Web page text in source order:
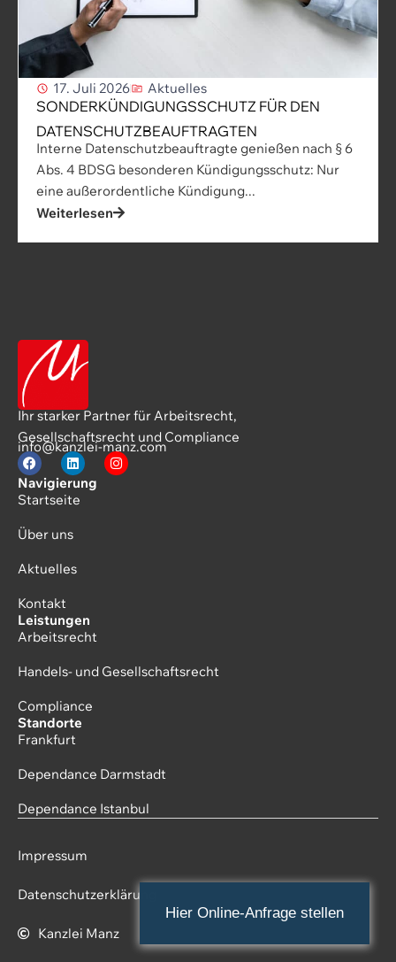
17. Juli 2026 Aktuelles
SONDERKÜNDIGUNGSSCHUTZ FÜR DEN
DATENSCHUTZBEAUFTRAGTEN
Interne Datenschutzbeauftragte genießen nach § 6
Abs. 4 BDSG besonderen Kündigungsschutz: Nur
eine außerordentliche Kündigung...
Weiterlesen
Ihr starker Partner für Arbeitsrecht,
Gesellschaftsrecht und Compliance
info@kanzlei-manz.com
Navigierung
Startseite
Über uns
Aktuelles
Kontakt
Leistungen
Arbeitsrecht
Handels- und Gesellschaftsrecht
Compliance
Standorte
Frankfurt
Dependance Darmstadt
Dependance Istanbul
Impressum
Datenschutzerklärung
Kanzlei Manz
Hier Online-Anfrage stellen